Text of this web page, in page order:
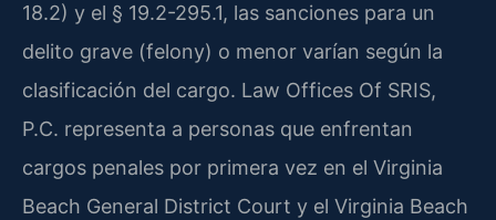
18.2) y el § 19.2-295.1, las sanciones para un
delito grave (felony) o menor varían según la
clasificación del cargo. Law Offices Of SRIS,
P.C. representa a personas que enfrentan
cargos penales por primera vez en el Virginia
Beach General District Court y el Virginia Beach